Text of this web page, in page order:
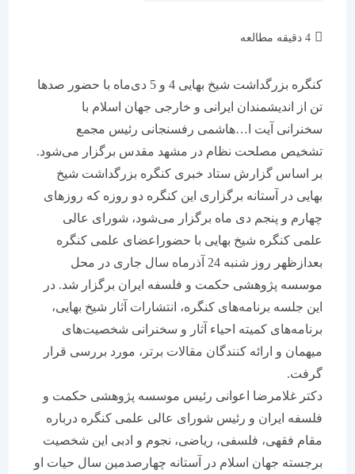
کنگره بزرگداشت شیخ بهایی 4 و 5 دی‌ماه با حضور صدها
تن از اندیشمندان ایرانی و خارجی جهان اسلام با
سخنرانی آیت ا…‌هاشمی رفسنجانی رئیس مجمع
تشخیص مصلحت نظام در مشهد مقدس برگزار می‌شود.
بر اساس گزارش ستاد خبری کنگره بزرگداشت شیخ
بهایی در آستانه برگزاری این کنگره دو روزه که روزهای
چهارم و پنجم دی ماه برگزار می‌شود، شورای عالی
علمی کنگره شیخ بهایی با حضوراعضای علمی کنگره
بعدازظهر روز شنبه 24 آذرماه سال جاری در محل
موسسه پژوهشی حکمت و فلسفه ایران برگزار شد. در
این جلسه برنامه‌های کنگره، انتشارات آثار شیخ بهایی،
برنامه‌های کمیته احیاء آثار و سخنرانی شخصیت‌های
میهمان و ارائه کنندگان مقالات برتر، مورد بررسی قرار
گرفت.
دکتر غلامرضا اعوانی رئیس موسسه پژوهشی حکمت و
فلسفه ایران و رئیس شورای عالی علمی کنگره درباره
مقام فقهی، فلسفی، ریاضی، نجوم و ادبی این شخصیت
برجسته جهان اسلام در آستانه چهارصدمین سال حیات او